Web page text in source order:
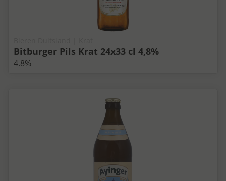
Bitburger Pils Krat 24x33 cl 4,8%
4.8%